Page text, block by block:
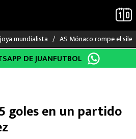
mundialista AS Mónaco rompe el
DE JUANFUTBOL
goles en un partido